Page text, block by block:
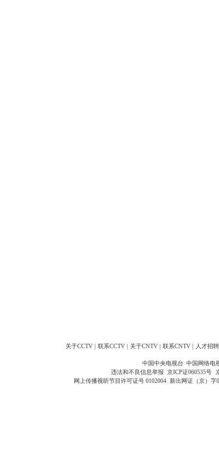
关于CCTV 联系CCTV 关于CNTV 联系CNTV 人才招聘
中国中央电视台 中国网络电
违法和不良信息举报 京ICP证060535号
网上传播视听节目许可证号 0102004 新出网证（京）